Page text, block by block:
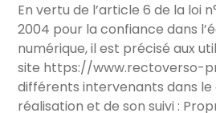
En vertu de l’article 6 de la loi
2004 pour la confiance dans
numérique, il est précisé aux
site https://www.rectoverso-
différents intervenants dans le
réalisation et de son suivi :